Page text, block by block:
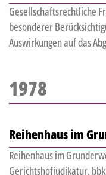
Gesellschaftsrechtliche
besonderer
Auswirkungen auf das
1978
Reihenhaus im
Reihenhaus im
Gerichtshofjudikatur,